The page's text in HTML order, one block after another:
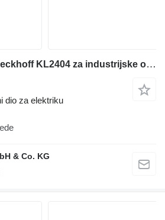
Ausgangsklemme Beckhoff KL2404 za industrijske opreme
dio za elektriku
& Co. KG